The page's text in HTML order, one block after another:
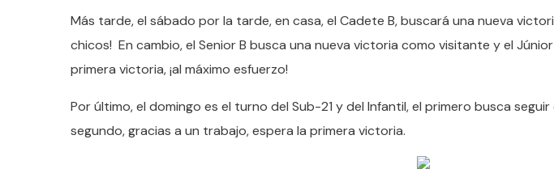
Más tarde, el sábado por la tarde, en casa, el Cadete B, buscará una nueva
chicos! En cambio, el Senior B busca una nueva victoria como visitante y el
primera victoria, ¡al máximo esfuerzo!
Por último, el domingo es el turno del Sub-21 y del Infantil, el primero busca
segundo, gracias a un trabajo, espera la primera victoria.